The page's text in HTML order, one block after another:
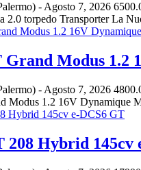
- Agosto 7, 2026
2.0 torpedo Transporter La
Modus 1.2
- Agosto 7, 2026
1.2 16V Dynamique
208 Hybrid 145cv